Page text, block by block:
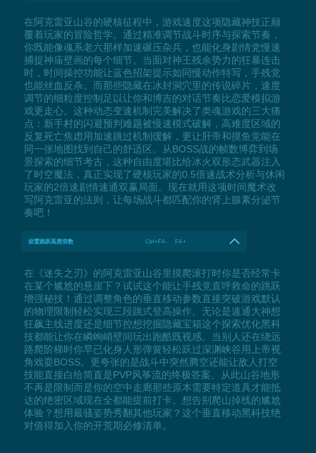
在阿克雷亚山谷的硬核征程中，游戏速度这项隐藏神技正颠
覆着玩家的冒险哲学。通过精准调节战斗时序与探索节奏，
你既能像魂系老六那样加速碾压杂兵，也能化身剧情党慢速
捕捉神庙壁画的每个细节。当面对神王残余势力的狂暴连击
时，时间操控功能让蓝色招架提示如同慢动作特写，手残党
也能丝血反杀。而那些隐藏在冰封洞穴里的传说碎片，速度
调节的细粒度控制足以让你和博吉的对话节奏比恋爱模拟游
戏更走心。这种动态变速机制完美解决了类魂游戏的三大痛
点：新手村的闪避预判难题被慢速模式破解，高难度区域的
反复死亡焦虑用加速跳过机制缓解，更让肝帝和摸鱼党能在
同一张地图找到自己的舒适区。从BOSS战的帧数博弈到场
景探索的细节考古，这种自由度堪比给冰火双形态武器注入
了时空魔法，真正实现了硬核玩家的0.5倍速战术分析与休闲
玩家的2倍速剧情速通双赢局面。现在就用这项时间魔术改
写阿克雷亚的法则，让每场战斗都匹配你的肾上腺素分泌节
奏吧！
设置跳跃高度倍数 Ctrl+F4 - F4 +
在《迷失之刃》的阿克雷亚山谷里摸爬滚打时你是否经常卡
在某个尴尬的悬崖下？试试这个能让手残党直呼救命的跳跃
增强秘技！通过调整角色的垂直移动参数直接突破游戏默认
的物理限制轻松实现三段跳式登高操作。无论是速通大神想
狂飙主线进度还是细节控想挖掘隐藏宝箱这个探索优化黑科
技都能让你在嶙峋峭壁间玩出跑酷既视感。当别人还在绕远
路爬阶梯时你早已化身人形弹簧轻松跃过深渊峡谷用上帝视
角戏耍BOSS。更夸张的是战斗中突然腾空还能让敌人打空
技能直接白给简直是PVP风筝流的终极答案。从此山谷地形
不再是限制而是你的空中走廊那些原本需要特定道具才能抵
达的绝密区域现在全都能提前打卡。想告别爬山掉线的尴尬
体验？想用最骚姿势秀翻其他玩家？这个垂直移动黑科技绝
对值得加入你的开荒期必修清单。